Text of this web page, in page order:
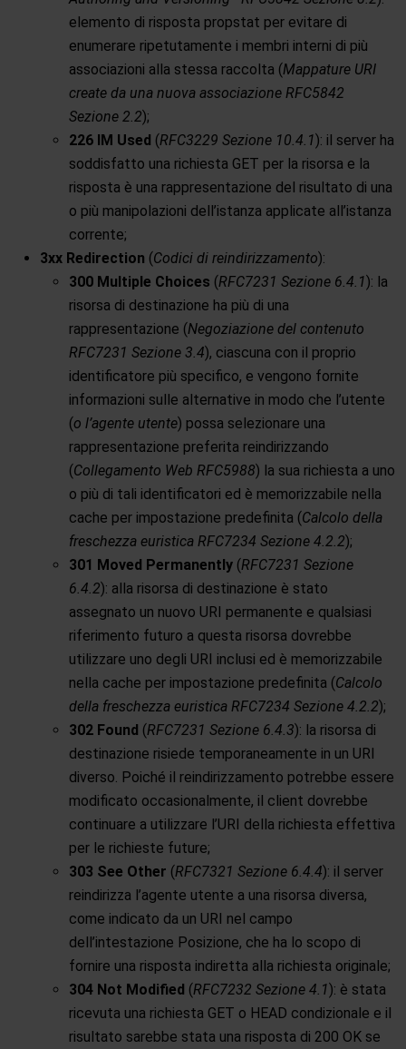
elemento di risposta propstat per evitare di
enumerare ripetutamente i membri interni di più
associazioni alla stessa raccolta (Mappature URI
create da una nuova associazione RFC5842
Sezione 2.2);
226 IM Used (RFC3229 Sezione 10.4.1): il server ha
soddisfatto una richiesta GET per la risorsa e la
risposta è una rappresentazione del risultato di una
o più manipolazioni dell’istanza applicate all’istanza
corrente;
3xx Redirection (Codici di reindirizzamento):
300 Multiple Choices (RFC7231 Sezione 6.4.1): la
risorsa di destinazione ha più di una
rappresentazione (Negoziazione del contenuto
RFC7231 Sezione 3.4), ciascuna con il proprio
identificatore più specifico, e vengono fornite
informazioni sulle alternative in modo che l’utente
(o l’agente utente) possa selezionare una
rappresentazione preferita reindirizzando
(Collegamento Web RFC5988) la sua richiesta a uno
o più di tali identificatori ed è memorizzabile nella
cache per impostazione predefinita (Calcolo della
freschezza euristica RFC7234 Sezione 4.2.2);
301 Moved Permanently (RFC7231 Sezione
6.4.2): alla risorsa di destinazione è stato
assegnato un nuovo URI permanente e qualsiasi
riferimento futuro a questa risorsa dovrebbe
utilizzare uno degli URI inclusi ed è memorizzabile
nella cache per impostazione predefinita (Calcolo
della freschezza euristica RFC7234 Sezione 4.2.2);
302 Found (RFC7231 Sezione 6.4.3): la risorsa di
destinazione risiede temporaneamente in un URI
diverso. Poiché il reindirizzamento potrebbe essere
modificato occasionalmente, il client dovrebbe
continuare a utilizzare l’URI della richiesta effettiva
per le richieste future;
303 See Other (RFC7321 Sezione 6.4.4): il server
reindirizza l’agente utente a una risorsa diversa,
come indicato da un URI nel campo
dell’intestazione Posizione, che ha lo scopo di
fornire una risposta indiretta alla richiesta originale;
304 Not Modified (RFC7232 Sezione 4.1): è stata
ricevuta una richiesta GET o HEAD condizionale e il
risultato sarebbe stata una risposta di 200 OK se